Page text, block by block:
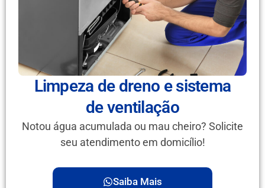
Limpeza de dreno e sistema
de ventilação
Notou água acumulada ou mau cheiro? Solicite
seu atendimento em domicílio!
Saiba Mais